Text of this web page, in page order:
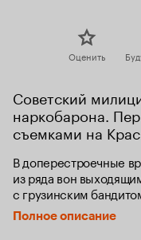
Оценить
Советский
наркобарона.
съемками на
В доперестроечные
из ряда вон
с грузинским
пытается
выходит гроза
Полное описание